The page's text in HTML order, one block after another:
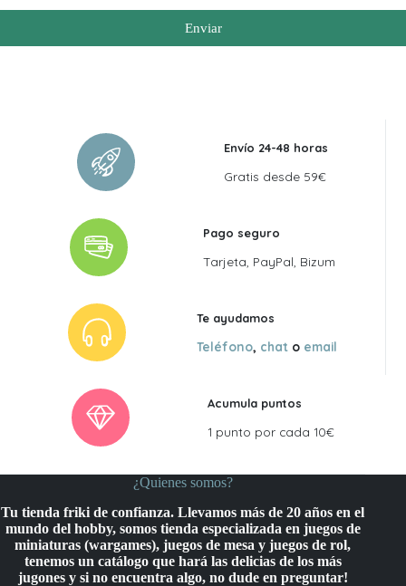
Enviar
Envío 24-48 horas
Gratis desde 59€
Pago seguro
Tarjeta, PayPal, Bizum
Te ayudamos
Teléfono, chat o email
Acumula puntos
1 punto por cada 10€
¿Quienes somos?
Tu tienda friki de confianza. Llevamos más de 20 años en el
mundo del hobby, somos tienda especializada en juegos de
miniaturas (wargames), juegos de mesa y juegos de rol,
tenemos un catálogo que hará las delicias de los más
jugones y si no encuentra algo, no dude en preguntar!